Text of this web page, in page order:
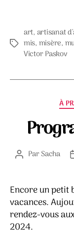
Étiquettes
art, artisanat
mis, misère,
Victor Paskov
À
Auteur
ParSacha
Encore un petit
vacances.
rendez-vous
2024.